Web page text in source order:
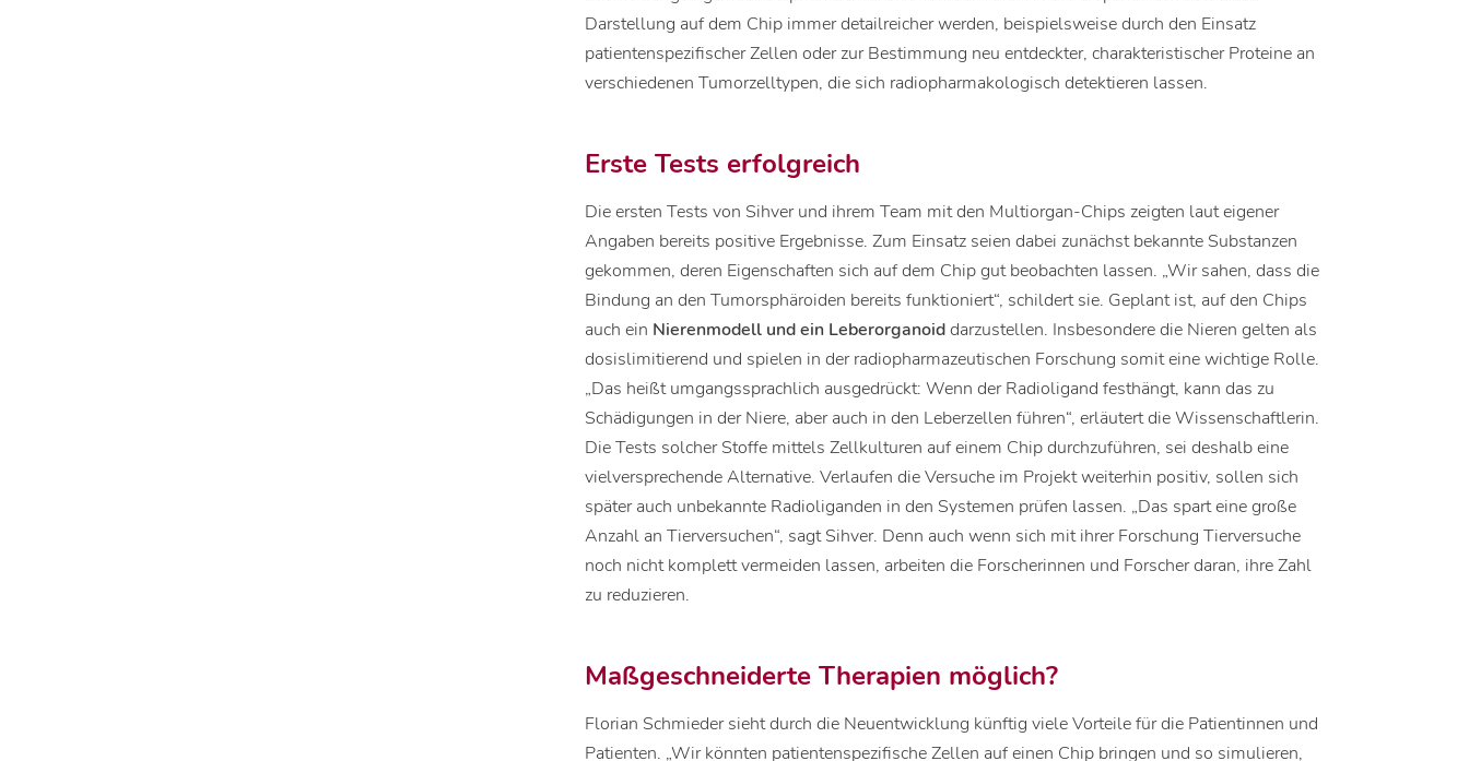
Darstellung auf dem Chip immer detailreicher werden, beispielsweise durch den Einsatz
patientenspezifischer Zellen oder zur Bestimmung neu entdeckter, charakteristischer Proteine an
verschiedenen Tumorzelltypen, die sich radiopharmakologisch detektieren lassen.
Erste Tests erfolgreich
Die ersten Tests von Sihver und ihrem Team mit den Multiorgan-Chips zeigten laut eigener
Angaben bereits positive Ergebnisse. Zum Einsatz seien dabei zunächst bekannte Substanzen
gekommen, deren Eigenschaften sich auf dem Chip gut beobachten lassen. „Wir sahen, dass die
Bindung an den Tumorsphäroiden bereits funktioniert“, schildert sie. Geplant ist, auf den Chips
auch ein Nierenmodell und ein Leberorganoiddarzustellen. Insbesondere die Nieren gelten als
dosislimitierend und spielen in der radiopharmazeutischen Forschung somit eine wichtige Rolle.
„Das heißt umgangssprachlich ausgedrückt: Wenn der Radioligand festhängt, kann das zu
Schädigungen in der Niere, aber auch in den Leberzellen führen“, erläutert die Wissenschaftlerin.
Die Tests solcher Stoffe mittels Zellkulturen auf einem Chip durchzuführen, sei deshalb eine
vielversprechende Alternative. Verlaufen die Versuche im Projekt weiterhin positiv, sollen sich
später auch unbekannte Radioliganden in den Systemen prüfen lassen. „Das spart eine große
Anzahl an Tierversuchen“, sagt Sihver. Denn auch wenn sich mit ihrer Forschung Tierversuche
noch nicht komplett vermeiden lassen, arbeiten die Forscherinnen und Forscher daran, ihre Zahl
zu reduzieren.
Maßgeschneiderte Therapien möglich?
Florian Schmieder sieht durch die Neuentwicklung künftig viele Vorteile für die Patientinnen und
Patienten. „Wir könnten patientenspezifische Zellen auf einen Chip bringen und so simulieren,